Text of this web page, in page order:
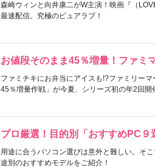
森崎ウィンと向井康二がW主演！映画『（
最速配信。究極のピュアラブ！
お値段そのまま45％増量！ファミ
ファミチキにお弁当にアイスも!?ファミリー
45％増量作戦」が今夏、シリーズ初の年2回開
プロ厳選！目的別「おすすめPC９
用途に合うパソコン選びは意外と難しい。そ
途別のおすすめモデルをご紹介！